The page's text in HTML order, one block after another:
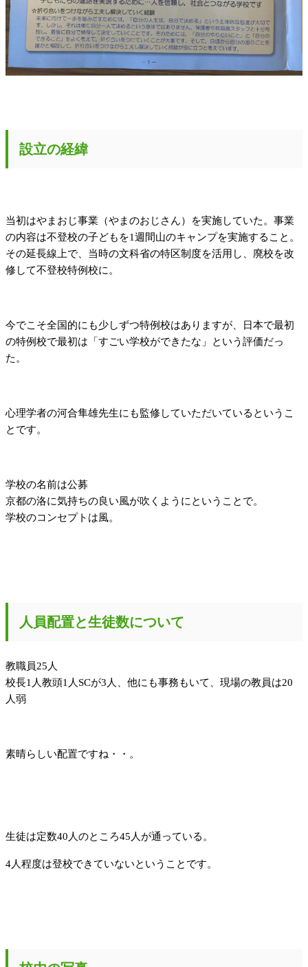
設立の経緯
当初はやまおじ事業（やまのおじさん）を実施していた。事業
の内容は不登校の子どもを1週間山のキャンプを実施すること。
その延長線上で、当時の文科省の特区制度を活用し、廃校を改
修して不登校特例校に。
今でこそ全国的にも少しずつ特例校はありますが、日本で最初
の特例校で最初は「すごい学校ができたな」という評価だっ
た。
心理学者の河合隼雄先生にも監修していただいているというこ
とです。
学校の名前は公募
京都の洛に気持ちの良い風が吹くようにということで。
学校のコンセプトは風。
人員配置と生徒数について
教職員25人
校長1人教頭1人SCが3人、他にも事務もいて、現場の教員は20
人弱
素晴らしい配置ですね・・。
生徒は定数40人のところ45人が通っている。
4人程度は登校できていないということです。